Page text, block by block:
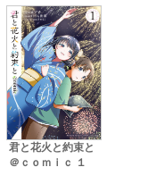
君と花火と約束と
＠ｃｏｍｉｃ １